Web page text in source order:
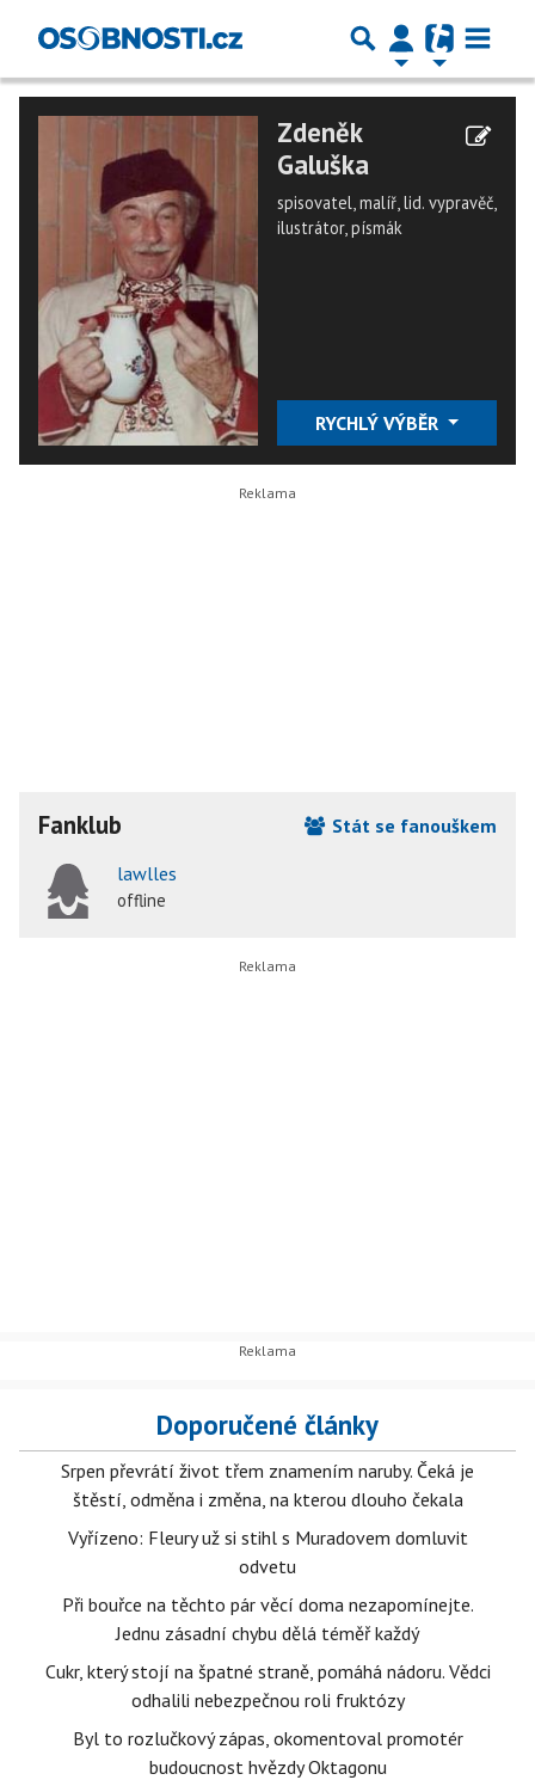
Zdeněk
Galuška
spisovatel, malíř, lid. vypravěč,
ilustrátor, písmák
RYCHLÝ VÝBĚR
Fanklub
Stát se fanouškem
lawlles
offline
Doporučené články
Srpen převrátí život třem znamením naruby. Čeká je
štěstí, odměna i změna, na kterou dlouho čekala
Vyřízeno: Fleury už si stihl s Muradovem domluvit
odvetu
Při bouřce na těchto pár věcí doma nezapomínejte.
Jednu zásadní chybu dělá téměř každý
Cukr, který stojí na špatné straně, pomáhá nádoru. Vědci
odhalili nebezpečnou roli fruktózy
Byl to rozlučkový zápas, okomentoval promotér
budoucnost hvězdy Oktagonu